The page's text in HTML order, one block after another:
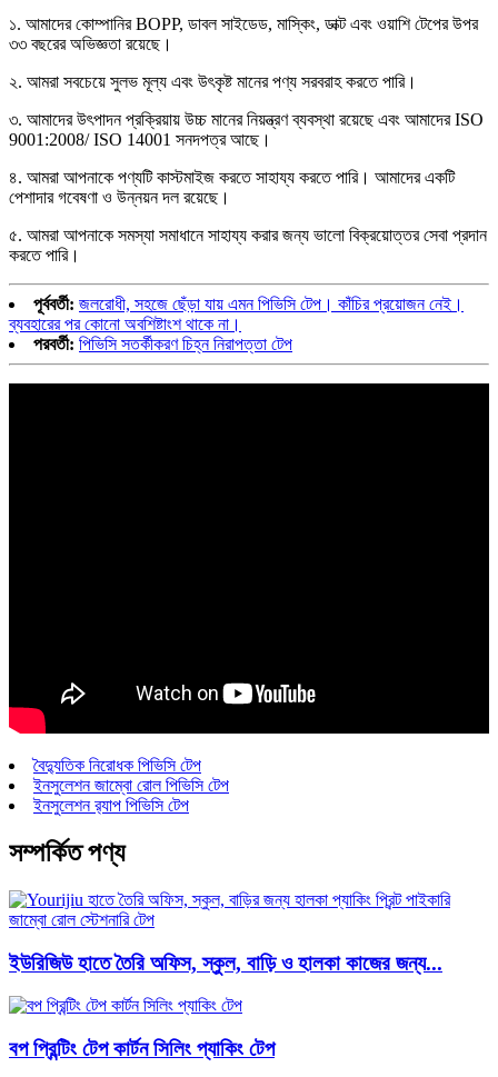
১. আমাদের কোম্পানির BOPP, ডাবল সাইডেড, মাস্কিং, ডাক্ট এবং ওয়াশি টেপের উপর
৩৩ বছরের অভিজ্ঞতা রয়েছে।
২. আমরা সবচেয়ে সুলভ মূল্য এবং উৎকৃষ্ট মানের পণ্য সরবরাহ করতে পারি।
৩. আমাদের উৎপাদন প্রক্রিয়ায় উচ্চ মানের নিয়ন্ত্রণ ব্যবস্থা রয়েছে এবং আমাদের ISO
9001:2008/ ISO 14001 সনদপত্র আছে।
৪. আমরা আপনাকে পণ্যটি কাস্টমাইজ করতে সাহায্য করতে পারি। আমাদের একটি
পেশাদার গবেষণা ও উন্নয়ন দল রয়েছে।
৫. আমরা আপনাকে সমস্যা সমাধানে সাহায্য করার জন্য ভালো বিক্রয়োত্তর সেবা প্রদান
করতে পারি।
পূর্ববর্তী: জলরোধী, সহজে ছেঁড়া যায় এমন পিভিসি টেপ। কাঁচির প্রয়োজন নেই।
ব্যবহারের পর কোনো অবশিষ্টাংশ থাকে না।
পরবর্তী: পিভিসি সতর্কীকরণ চিহ্ন নিরাপত্তা টেপ
বৈদ্যুতিক নিরোধক পিভিসি টেপ
ইনসুলেশন জাম্বো রোল পিভিসি টেপ
ইনসুলেশন র‍্যাপ পিভিসি টেপ
সম্পর্কিত পণ্য
ইউরিজিউ হাতে তৈরি অফিস, স্কুল, বাড়ি ও হালকা কাজের জন্য...
বপ প্রিন্টিং টেপ কার্টন সিলিং প্যাকিং টেপ